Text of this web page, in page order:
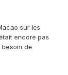
sur les
encore pas
de